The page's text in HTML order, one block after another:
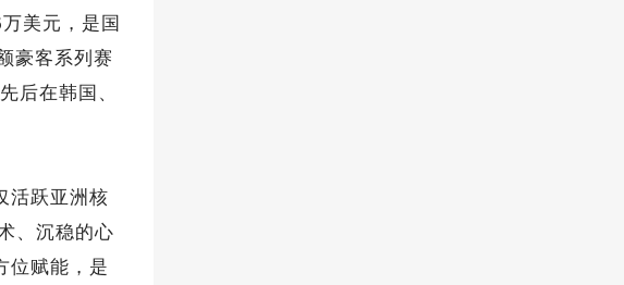
美元，是国
豪客系列赛
后在韩国、
活跃亚洲核
、沉稳的心
位赋能，是